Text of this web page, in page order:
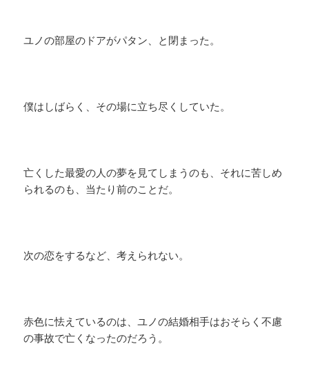
ユノの部屋のドアがパタン、と閉まった。
僕はしばらく、その場に立ち尽くしていた。
亡くした最愛の人の夢を見てしまうのも、それに苦しめ
られるのも、当たり前のことだ。
次の恋をするなど、考えられない。
赤色に怯えているのは、ユノの結婚相手はおそらく不慮
の事故で亡くなったのだろう。